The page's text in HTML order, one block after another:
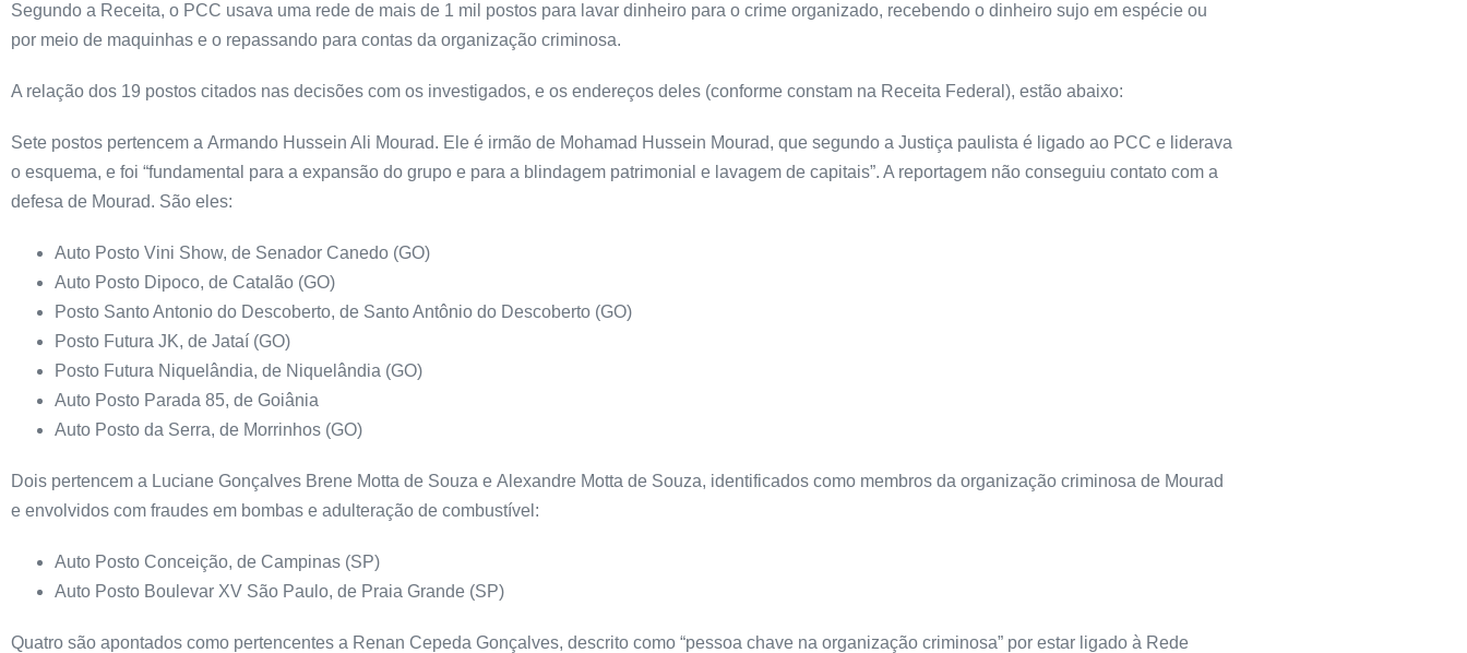
Segundo a Receita, o PCC usava uma rede de mais de 1 mil postos para lavar dinheiro para o crime organizado, recebendo o dinheiro sujo em espécie ou
por meio de maquinhas e o repassando para contas da organização criminosa.
A relação dos 19 postos citados nas decisões com os investigados, e os endereços deles (conforme constam na Receita Federal), estão abaixo:
Sete postos pertencem a Armando Hussein Ali Mourad. Ele é irmão de Mohamad Hussein Mourad, que segundo a Justiça paulista é ligado ao PCC e liderava
o esquema, e foi “fundamental para a expansão do grupo e para a blindagem patrimonial e lavagem de capitais”. A reportagem não conseguiu contato com a
defesa de Mourad. São eles:
Auto Posto Vini Show, de Senador Canedo (GO)
Auto Posto Dipoco, de Catalão (GO)
Posto Santo Antonio do Descoberto, de Santo Antônio do Descoberto (GO)
Posto Futura JK, de Jataí (GO)
Posto Futura Niquelândia, de Niquelândia (GO)
Auto Posto Parada 85, de Goiânia
Auto Posto da Serra, de Morrinhos (GO)
Dois pertencem a Luciane Gonçalves Brene Motta de Souza e Alexandre Motta de Souza, identificados como membros da organização criminosa de Mourad
e envolvidos com fraudes em bombas e adulteração de combustível:
Auto Posto Conceição, de Campinas (SP)
Auto Posto Boulevar XV São Paulo, de Praia Grande (SP)
Quatro são apontados como pertencentes a Renan Cepeda Gonçalves, descrito como “pessoa chave na organização criminosa” por estar ligado à Rede